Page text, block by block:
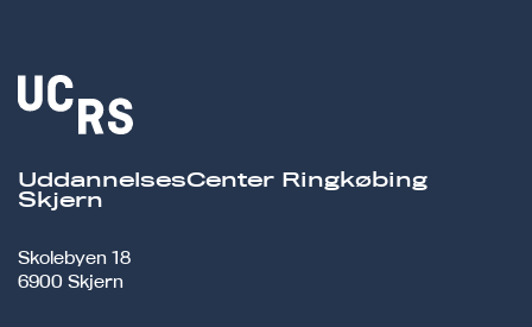
UddannelsesCenter Ringkøbing
Skjern
Skolebyen 18
6900 Skjern